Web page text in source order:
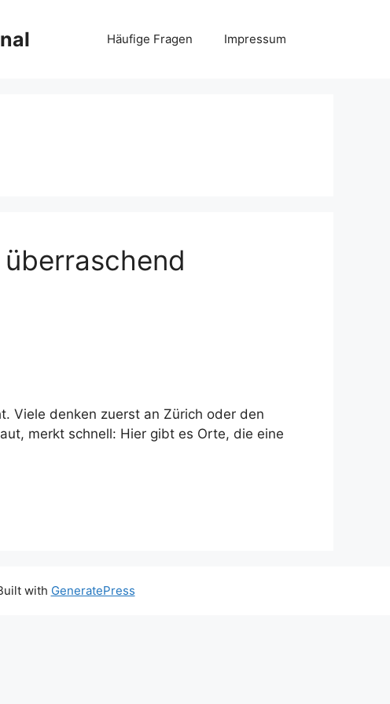
Häufige Fragen Impressum
Viele denken zuerst an Zürich oder den
merkt schnell: Hier gibt es Orte, die eine
with GeneratePress